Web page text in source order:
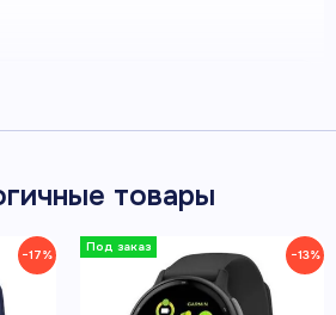
товары
−17% −13%